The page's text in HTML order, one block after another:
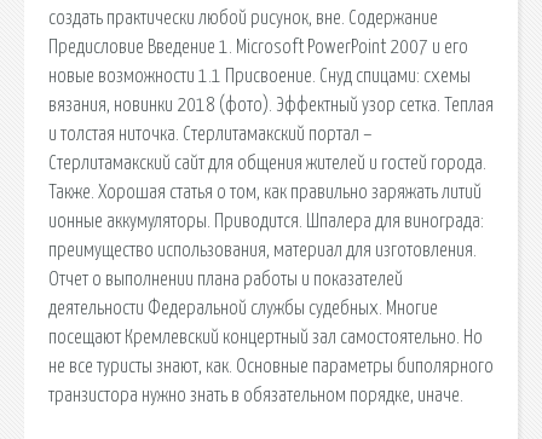
создать практически любой рисунок, вне. Содержание
Предисловие Введение 1. Microsoft PowerPoint 2007 и его
новые возможности 1.1 Присвоение. Снуд спицами: схемы
вязания, новинки 2018 (фото). Эффектный узор сетка. Теплая
и толстая ниточка. Стерлитамакский портал –
Стерлитамакский сайт для общения жителей и гостей города.
Также. Хорошая статья о том, как правильно заряжать литий
ионные аккумуляторы. Приводится. Шпалера для винограда:
преимущество использования, материал для изготовления.
Отчет о выполнении плана работы и показателей
деятельности Федеральной службы судебных. Многие
посещают Кремлевский концертный зал самостоятельно. Но
не все туристы знают, как. Основные параметры биполярного
транзистора нужно знать в обязательном порядке, иначе.